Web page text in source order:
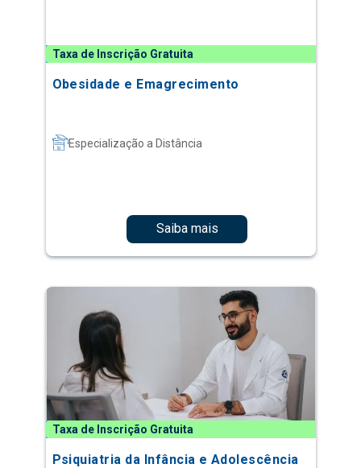
Taxa de Inscrição Gratuita
Obesidade e Emagrecimento
Especialização a Distância
Saiba mais
Taxa de Inscrição Gratuita
Psiquiatria da Infância e Adolescência